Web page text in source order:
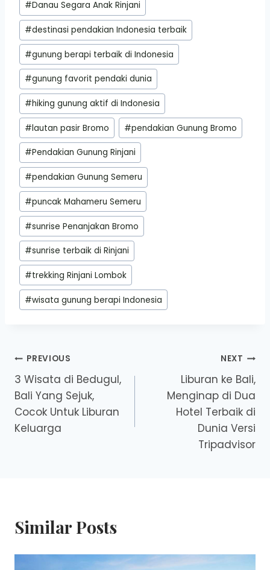
Tags:
#Danau Segara Anak Rinjani
#destinasi pendakian Indonesia terbaik
#gunung berapi terbaik di Indonesia
#gunung favorit pendaki dunia
#hiking gunung aktif di Indonesia
#lautan pasir Bromo #pendakian Gunung Bromo
#Pendakian Gunung Rinjani
#pendakian Gunung Semeru
#puncak Mahameru Semeru
#sunrise Penanjakan Bromo
#sunrise terbaik di Rinjani
#trekking Rinjani Lombok
#wisata gunung berapi Indonesia
Post
navigation
PREVIOUS
3 Wisata di Bedugul,
Bali Yang Sejuk,
Cocok Untuk Liburan
Keluarga
NEXT
Liburan ke Bali,
Menginap di Dua
Hotel Terbaik di
Dunia Versi
Tripadvisor
Similar Posts